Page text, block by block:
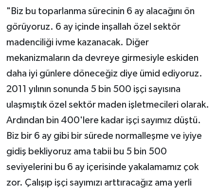
"Biz bu toparlanma sürecinin 6 ay alacağını ön
görüyoruz. 6 ay içinde inşallah özel sektör
madenciliği ivme kazanacak. Diğer
mekanizmaların da devreye girmesiyle eskiden
daha iyi günlere döneceğiz diye ümid ediyoruz.
2011 yılının sonunda 5 bin 500 işçi sayısına
ulaşmıştık özel sektör maden işletmecileri olarak.
Ardından bin 400'lere kadar işçi sayımız düştü.
Biz bir 6 ay gibi bir sürede normalleşme ve iyiye
gidiş bekliyoruz ama tabii bu 5 bin 500
seviyelerini bu 6 ay içerisinde yakalamamız çok
zor. Çalışıp işçi sayımızı arttıracağız ama yerli